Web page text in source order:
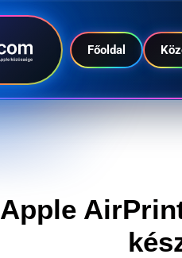
Főoldal
Apple